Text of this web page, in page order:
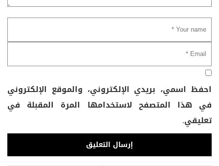
احفظ اسمي، بريدي الإلكتروني، والموقع الإلكتروني
في هذا المتصفح لاستخدامها المرة المقبلة في
تعليقي.